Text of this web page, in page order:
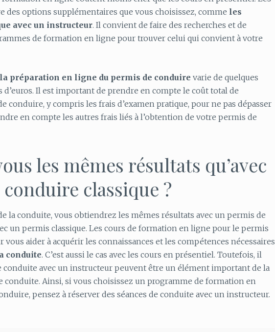
des options supplémentaires que vous choisissez, comme les
avec un instructeur. Il convient de faire des recherches et de
de formation en ligne pour trouver celui qui convient à votre
la préparation en ligne du permis de conduire varie de quelques
d’euros. Il est important de prendre en compte le coût total de
conduire, y compris les frais d’examen pratique, pour ne pas dépasser
en compte les autres frais liés à l’obtention de votre permis de
les mêmes résultats qu’avec
classique ?
la conduite, vous obtiendrez les mêmes résultats avec un permis de
un permis classique. Les cours de formation en ligne pour le permis
aider à acquérir les connaissances et les compétences nécessaires
conduite. C’est aussi le cas avec les cours en présentiel. Toutefois, il
conduite avec un instructeur peuvent être un élément important de la
conduite. Ainsi, si vous choisissez un programme de formation en
pensez à réserver des séances de conduite avec un instructeur.